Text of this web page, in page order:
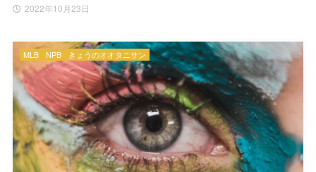
2022年10月23日
MLB NPB きょうのオオタニサン